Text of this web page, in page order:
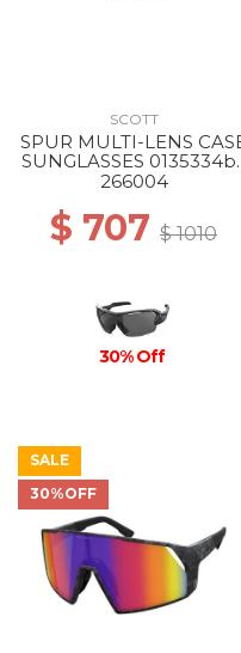
SCOTT
SPUR MULTI-LENS
SUNGLASSES
matt/gy clear rd
266004
$ 707 $ 1010
30% Off
SALE
30%OFF